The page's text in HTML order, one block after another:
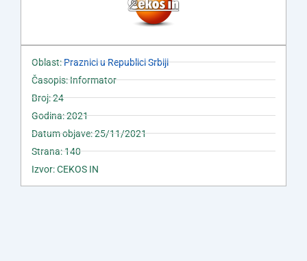
Oblast:Praznici u Republici Srbiji
Časopis: Informator
Broj: 24
Godina: 2021
Datum objave: 25/11/2021
Strana: 140
Izvor: CEKOS IN